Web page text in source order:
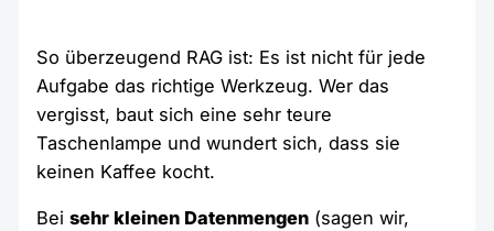
So überzeugend RAG ist: Es ist nicht für jede
Aufgabe das richtige Werkzeug. Wer das
vergisst, baut sich eine sehr teure
Taschenlampe und wundert sich, dass sie
keinen Kaffee kocht.
Beisehr kleinen Datenmengen (sagen wir,